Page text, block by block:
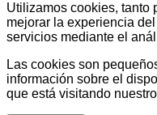
Utilizamos cookies, tanto
mejorar la experiencia
servicios mediante el
Las cookies son
información sobre el
que está visitando